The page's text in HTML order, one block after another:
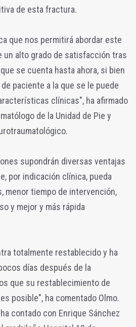
de esta fractura.
que nos permitirá abordar este
un alto grado de satisfacción tras
se cuenta hasta ahora, si bien
paciente a la que se le puede
clínicas", ha afirmado
de la Unidad de Pie y
supondrán diversas ventajas
por indicación clínica, pueda
menor tiempo de intervención,
y mejor y más rápida
totalmente restablecido y ha
días después de la
que su restablecimiento de
posible", ha comentado Olmo.
contado con Enrique Sánchez